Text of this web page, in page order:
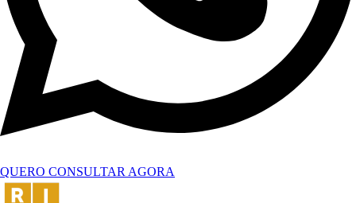
QUERO CONSULTAR AGORA